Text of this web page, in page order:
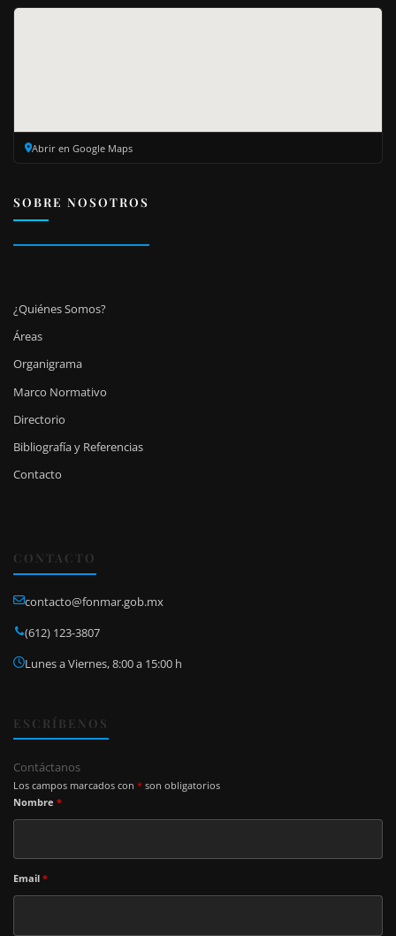
Abrir en Google Maps
SOBRE NOSOTROS
¿Quiénes Somos?
Áreas
Organigrama
Marco Normativo
Directorio
Bibliografía y Referencias
Contacto
CONTACTO
contacto@fonmar.gob.mx
(612) 123-3807
Lunes a Viernes, 8:00 a 15:00 h
ESCRÍBENOS
Contáctanos
Los campos marcados con * son obligatorios
Nombre *
Email *